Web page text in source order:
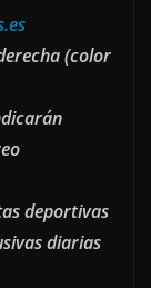
(color
deportivas
diarias